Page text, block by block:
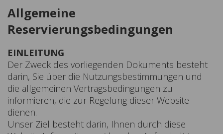
Allgemeine
Reservierungsbedingungen
EINLEITUNG
Der Zweck des vorliegenden Dokuments besteht
darin, Sie über die Nutzungsbestimmungen und
die allgemeinen Vertragsbedingungen zu
informieren, die zur Regelung dieser Website
dienen.
Unser Ziel besteht darin, Ihnen durch diese